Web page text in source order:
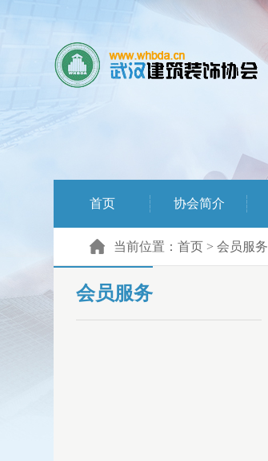
首页 协会简介
当前位置：首页 >会员服务
会员服务